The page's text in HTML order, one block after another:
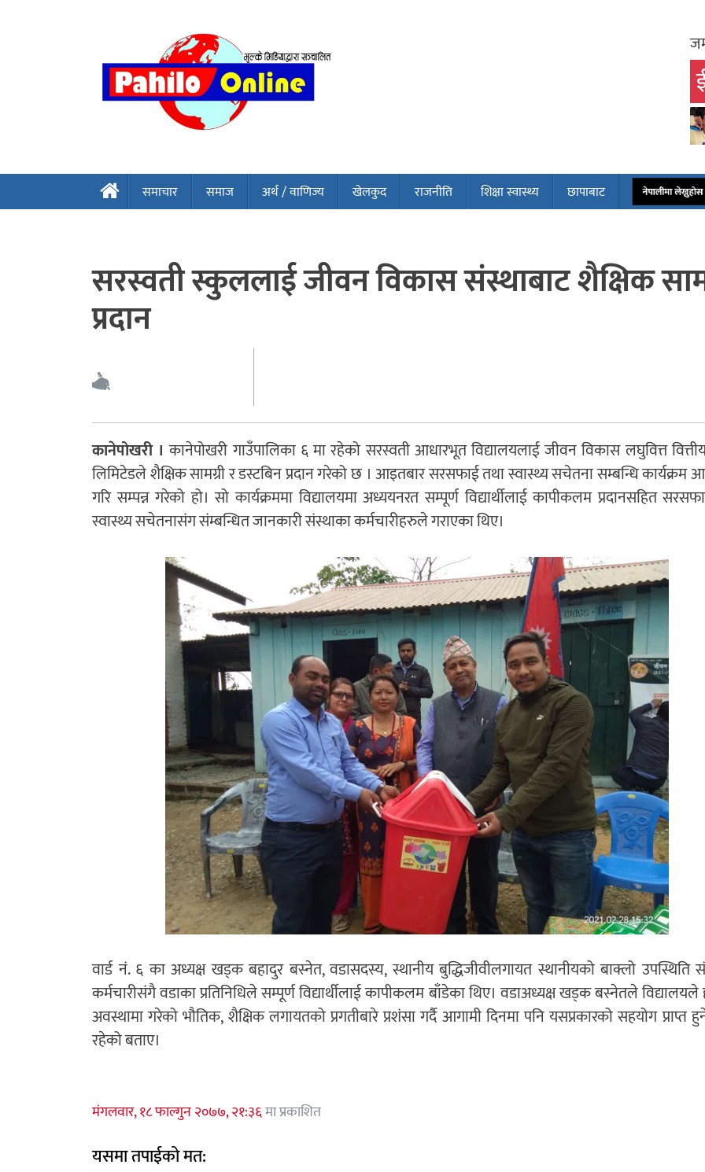
समाचार समाज अर्थ / वाणिज्य खेलकुद राजनीति शिक्षा स्वास्थ्य छापाबाट नेपालीमा
सरस्वती स्कुललाई जीवन विकास संस्थाबाट शैक्षिक
प्रदान
कानेपोखरी । कानेपोखरी गाउँपालिका ६ मा रहेको सरस्वती आधारभूत विद्यालयलाई जीवन विकास लघुवित्त
लिमिटेडले शैक्षिक सामग्री र डस्टबिन प्रदान गरेको छ । आइतबार सरसफाई तथा स्वास्थ्य सचेतना सम्बन्धि कार्यक्रम
गरि सम्पन्न गरेको हो। सो कार्यक्रममा विद्यालयमा अध्ययनरत सम्पूर्ण विद्यार्थीलाई कापीकलम प्रदानसहित
स्वास्थ्य सचेतनासंग संम्बन्धित जानकारी संस्थाका कर्मचारीहरुले गराएका थिए।
वार्ड नं. ६ का अध्यक्ष खड्क बहादुर बस्नेत, वडासदस्य, स्थानीय बुद्धिजीवीलगायत स्थानीयको बाक्लो उपस्थिति
कर्मचारीसंगै वडाका प्रतिनिधिले सम्पूर्ण विद्यार्थीलाई कापीकलम बाँडेका थिए। वडाअध्यक्ष खड्क बस्नेतले
अवस्थामा गरेको भौतिक, शैक्षिक लगायतको प्रगतीबारे प्रशंसा गर्दै आगामी दिनमा पनि यसप्रकारको सहयोग प्राप्त
रहेको बताए।
मंगलवार, १८ फाल्गुन २०७७, २१:३६मा प्रकाशित
यसमा तपाईको मत: